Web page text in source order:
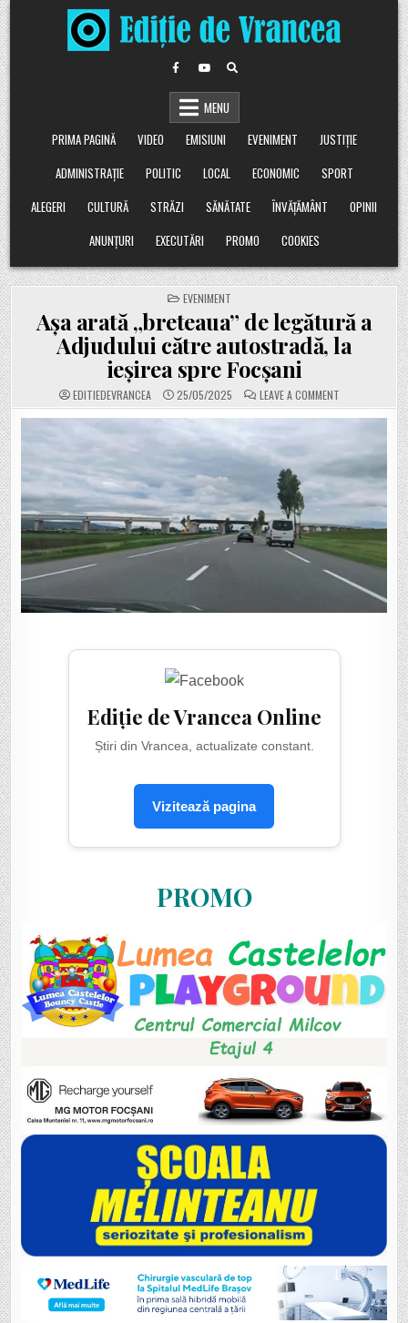
Skip
to
content
MENU
PRIMA PAGINĂ
VIDEO EMISIUNI EVENIMENT
JUSTIȚIE
ADMINISTRAȚIE
POLITIC LOCAL ECONOMIC
SPORT
ALEGERI
CULTURĂ STRĂZI SĂNĂTATE ÎNVĂȚĂMÂNT
OPINII
ANUNȚURI
EXECUTĂRI PROMO COOKIES
POSTED
IN
EVENIMENT
Așa arată „breteaua” de legătură a
Adjudului către autostradă, la
ieșirea spre Focșani
EDITIEDEVRANCEA 25/05/2025 LEAVE A COMMENT
AȘA
ARATĂ
A
ADJUDULUI
CĂTRE
AUTOSTRADĂ,
LA
SPRE
FOCȘANI
Ediție de Vrancea Online
Știri din Vrancea, actualizate constant.
Vizitează pagina
PROMO